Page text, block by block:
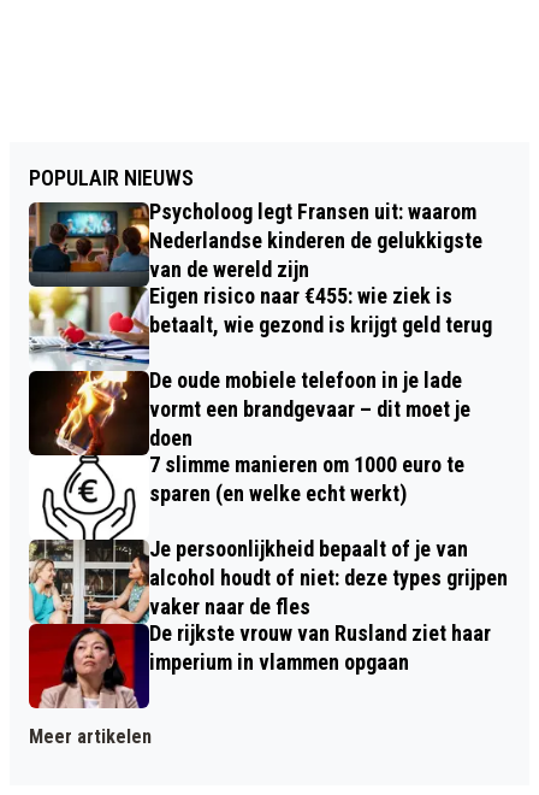
POPULAIR NIEUWS
Psycholoog legt Fransen uit: waarom
Nederlandse kinderen de gelukkigste
van de wereld zijn
Eigen risico naar €455: wie ziek is
betaalt, wie gezond is krijgt geld terug
De oude mobiele telefoon in je lade
vormt een brandgevaar – dit moet je
doen
7 slimme manieren om 1000 euro te
sparen (en welke echt werkt)
Je persoonlijkheid bepaalt of je van
alcohol houdt of niet: deze types grijpen
vaker naar de fles
De rijkste vrouw van Rusland ziet haar
imperium in vlammen opgaan
Meer artikelen